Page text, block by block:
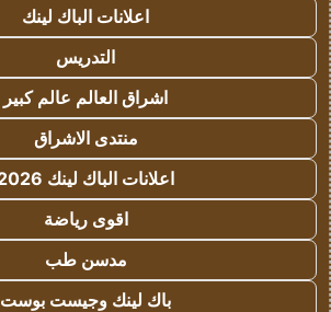
اعلانات الباك لينك
التدريس
اشراق العالم عالم كبير
منتدى الاشراق
اعلانات الباك لينك 2026
اقوى رياضة
مدسن طب
باك لينك وجيست بوست